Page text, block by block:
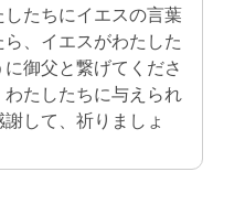
たちにイエスの言葉
、イエスがわたした
御父と繋げてくださ
たしたちに与えられ
して、祈りましょ